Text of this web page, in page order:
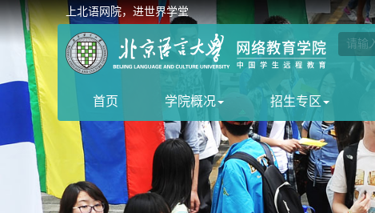
上北语网院，进世界学堂
首页 学院概况 招生专区